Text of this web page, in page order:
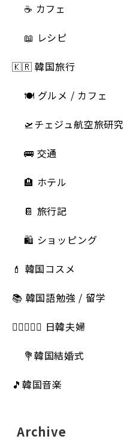
☕️ カフェ
📖 レシピ
🇰🇷 韓国旅行
🍽 グルメ / カフェ
🛫チェジュ航空旅研究
🚌 交通
🏨 ホテル
📔 旅行記
🛍️ ショッピング
💄 韓国コスメ
📚 韓国語勉強 / 留学
👩🏻‍❤️‍👨🏻 日韓夫婦
💐韓国結婚式
🎵韓国音楽
Archive